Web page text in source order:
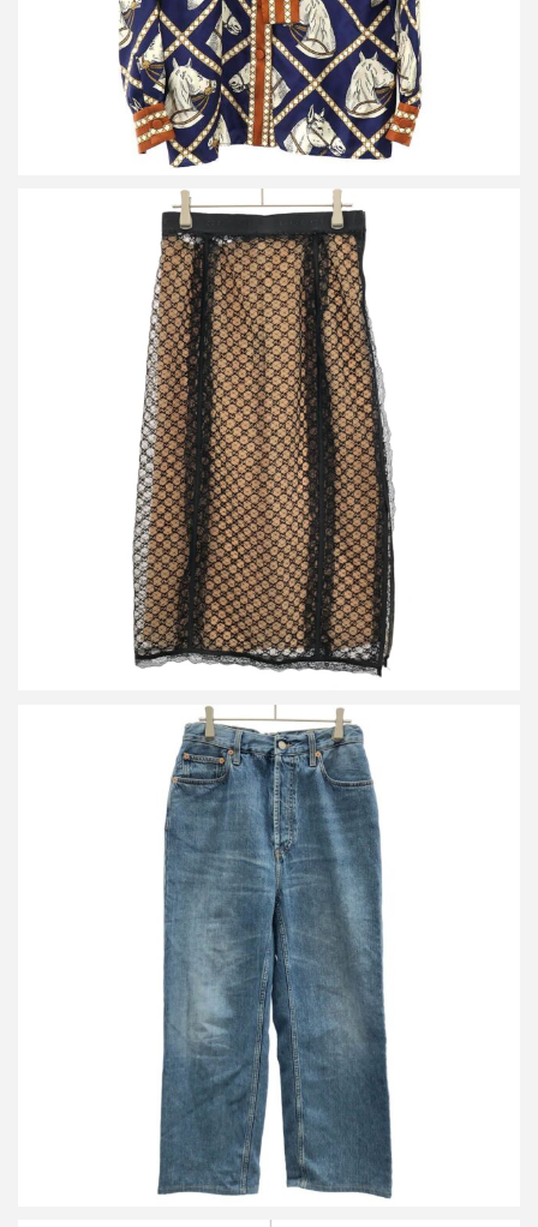
グッチ GGレース スカート 678193 XUADT
買取金額24,000円
詳しく見る
グッチ 23AW ビンテージウォッシュドイージーデニムパンツ
760039 XDCPF
買取金額16,800円
詳しく見る